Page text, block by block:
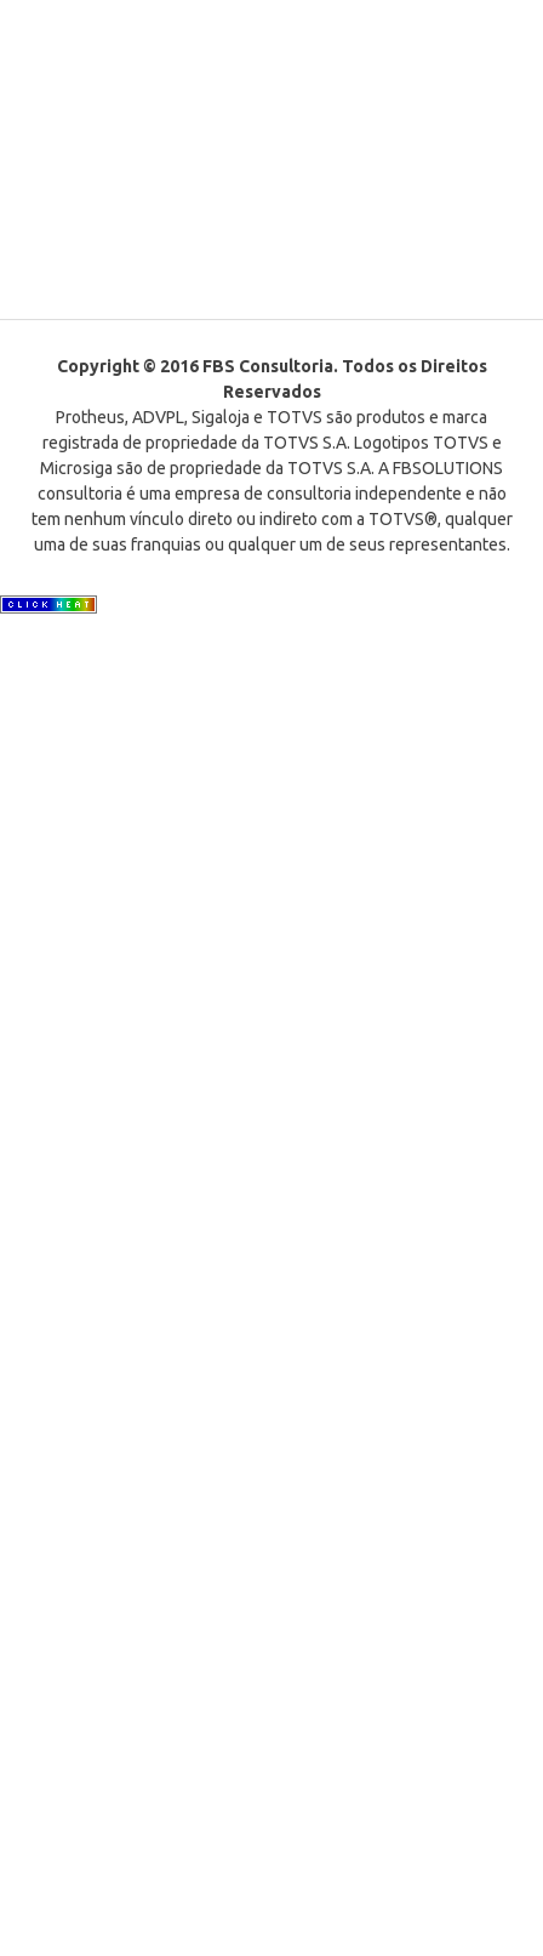
Copyright © 2016 FBS Consultoria. Todos os Direitos
Reservados
Protheus, ADVPL, Sigaloja e TOTVS são produtos e marca
registrada de propriedade da TOTVS S.A. Logotipos TOTVS e
Microsiga são de propriedade da TOTVS S.A. A FBSOLUTIONS
consultoria é uma empresa de consultoria independente e não
tem nenhum vínculo direto ou indireto com a TOTVS®, qualquer
uma de suas franquias ou qualquer um de seus representantes.